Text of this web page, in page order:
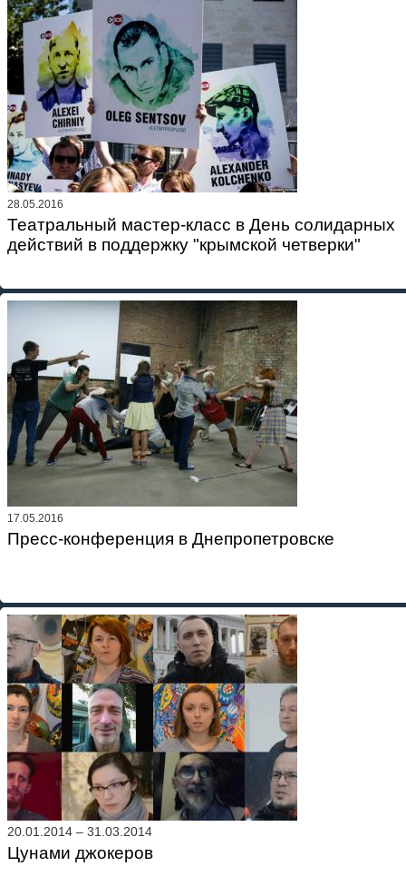
28.05.2016
Театральный мастер-класс в День солидарных
действий в поддержку "крымской четверки"
17.05.2016
Пресс-конференция в Днепропетровске
20.01.2014 – 31.03.2014
Цунами джокеров